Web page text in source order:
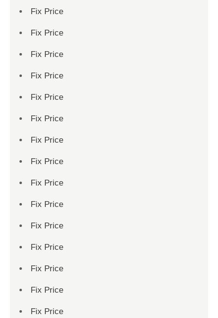
Fix Price
Fix Price
Fix Price
Fix Price
Fix Price
Fix Price
Fix Price
Fix Price
Fix Price
Fix Price
Fix Price
Fix Price
Fix Price
Fix Price
Fix Price